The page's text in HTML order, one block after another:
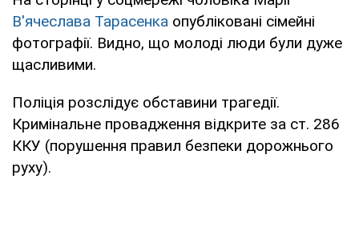
В'ячеслава Тарасенка опубліковані сімейні
фотографії. Видно, що молоді люди були дуже
щасливими.
Поліція розслідує обставини трагедії.
Кримінальне провадження відкрите за ст. 286
ККУ (порушення правил безпеки дорожнього
руху).